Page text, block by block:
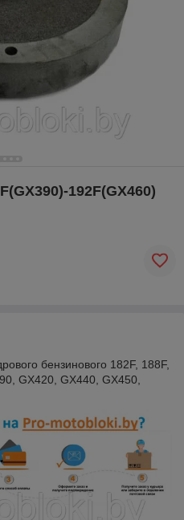
192F(GX460)
бензинового 182F, 188F,
GX420, GX440, GX450,